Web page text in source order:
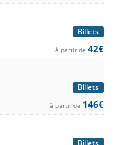
Billets
à partir de 42€
Billets
à partir de 146€